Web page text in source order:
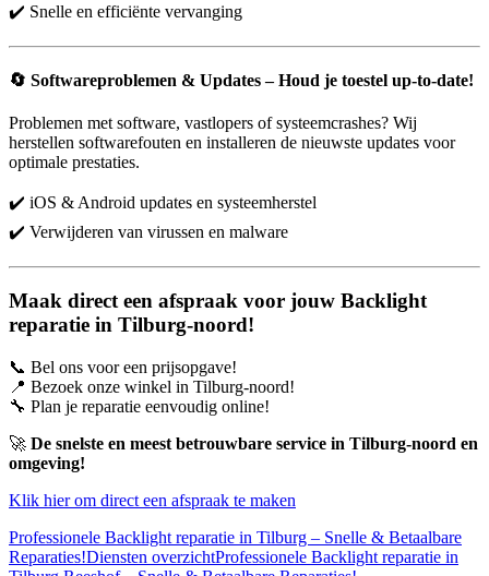
✔️ Snelle en efficiënte vervanging
🔄 Softwareproblemen & Updates – Houd je toestel up-to-date!
Problemen met software, vastlopers of systeemcrashes? Wij
herstellen softwarefouten en installeren de nieuwste updates voor
optimale prestaties.
✔️ iOS & Android updates en systeemherstel
✔️ Verwijderen van virussen en malware
Maak direct een afspraak voor jouw Backlight
reparatie in Tilburg-noord!
📞 Bel ons voor een prijsopgave!
📍 Bezoek onze winkel in Tilburg-noord!
🔧 Plan je reparatie eenvoudig online!
🚀 De snelste en meest betrouwbare service in Tilburg-noord en
omgeving!
Klik hier om direct een afspraak te maken
Professionele Backlight reparatie in Tilburg – Snelle & Betaalbare
Reparaties!Diensten overzichtProfessionele Backlight reparatie in